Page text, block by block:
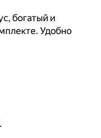
богатый и
Удобно